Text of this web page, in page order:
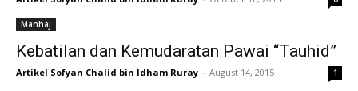
Manhaj
Kebatilan dan Kemudaratan Pawai “Tauhid”
Artikel Sofyan Chalid bin Idham Ruray - August 14, 2015 1